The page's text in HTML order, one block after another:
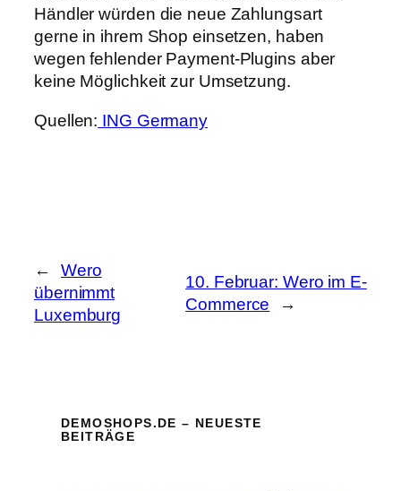
Händler würden die neue Zahlungsart
gerne in ihrem Shop einsetzen, haben
wegen fehlender Payment-Plugins aber
keine Möglichkeit zur Umsetzung.
Quellen: ING Germany
←
Wero
übernimmt
Luxemburg
10. Februar: Wero im E-
Commerce
→
DEMOSHOPS.DE – NEUESTE
BEITRÄGE